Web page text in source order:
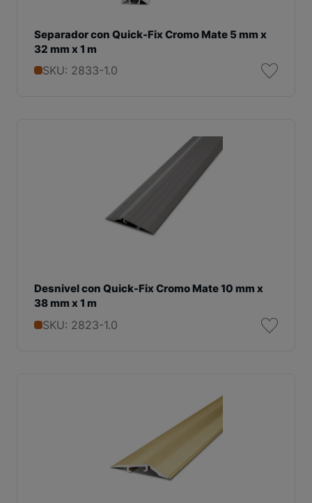
Separador con Quick-Fix Cromo Mate 5 mm x
32 mm x 1 m
SKU: 2833-1.0
Desnivel con Quick-Fix Cromo Mate 10 mm x
38 mm x 1 m
SKU: 2823-1.0